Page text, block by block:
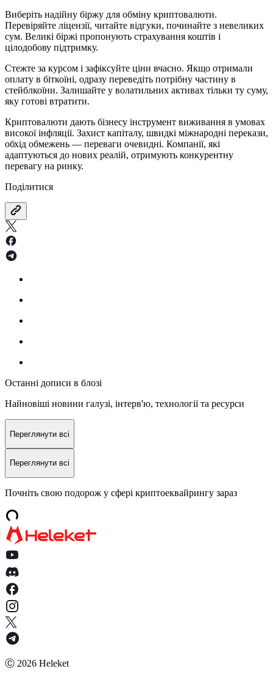
Виберіть надійну біржу для обміну криптовалюти.
Перевіряйте ліцензії, читайте відгуки, починайте з невеликих
сум. Великі біржі пропонують страхування коштів і
цілодобову підтримку.
Стежте за курсом і зафіксуйте ціни вчасно. Якщо отримали
оплату в біткоїні, одразу переведіть потрібну частину в
стейблкоїни. Залишайте у волатильних активах тільки ту суму,
яку готові втратити.
Криптовалюти дають бізнесу інструмент виживання в умовах
високої інфляції. Захист капіталу, швидкі міжнародні перекази,
обхід обмежень — переваги очевидні. Компанії, які
адаптуються до нових реалій, отримують конкурентну
перевагу на ринку.
Поділитися
Останні дописи в блозі
Найновіші новини галузі, інтерв'ю, технології та ресурси
Переглянути всі
Переглянути всі
Почніть свою подорож у сфері криптоеквайрингу зараз
Ⓒ 2026 Heleket